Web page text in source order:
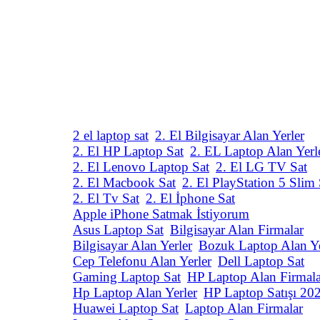
2 el laptop sat 2. El Bilgisayar Alan Yerler
2. El HP Laptop Sat 2. EL Laptop Alan
2. El Lenovo Laptop Sat 2. El LG TV Sat
2. El Macbook Sat 2. El PlayStation 5 Slim
2. El Tv Sat 2. El İphone Sat
Apple iPhone Satmak İstiyorum
Asus Laptop Sat Bilgisayar Alan Firmalar
Bilgisayar Alan Yerler Bozuk Laptop Alan
Cep Telefonu Alan Yerler Dell Laptop Sat
Gaming Laptop Sat HP Laptop Alan
Hp Laptop Alan Yerler HP Laptop Satışı
Huawei Laptop Sat Laptop Alan Firmalar